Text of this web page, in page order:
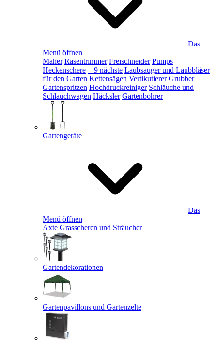
Das
Menü öffnen
Mäher Rasentrimmer Freischneider Pumps
Heckenschere + 9 nächste Laubsauger und Laubbläser
für den Garten Kettensägen Vertikutierer Grubber
Gartenspritzen Hochdruckreiniger Schläuche und
Schlauchwagen Häcksler Gartenbohrer
Gartengeräte
Das
Menü öffnen
Äxte Grasscheren und Sträucher
Gartendekorationen
Gartenpavillons und Gartenzelte